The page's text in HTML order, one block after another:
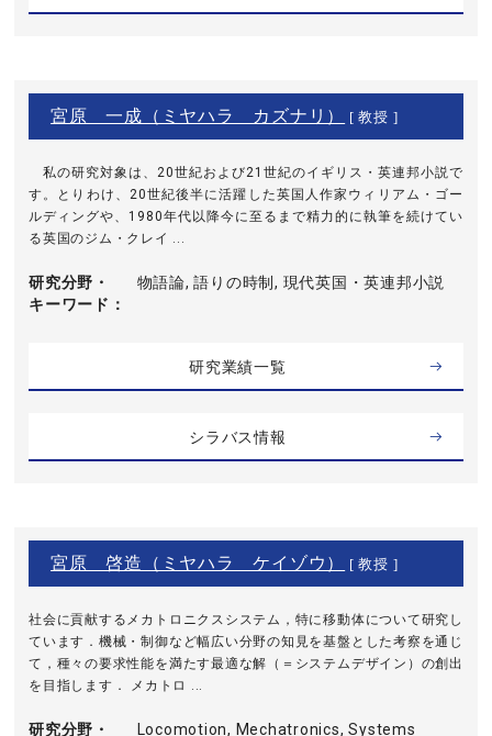
宮原 一成（ミヤハラ カズナリ） [ 教授 ]
私の研究対象は、20世紀および21世紀のイギリス・英連邦小説で
す。とりわけ、20世紀後半に活躍した英国人作家ウィリアム・ゴー
ルディングや、1980年代以降今に至るまで精力的に執筆を続けてい
る英国のジム・クレイ ...
研究分野・
キーワード
物語論, 語りの時制, 現代英国・英連邦小説
研究業績一覧
シラバス情報
宮原 啓造（ミヤハラ ケイゾウ） [ 教授 ]
社会に貢献するメカトロニクスシステム，特に移動体について研究し
ています．機械・制御など幅広い分野の知見を基盤とした考察を通じ
て，種々の要求性能を満たす最適な解（＝システムデザイン）の創出
を目指します． メカトロ ...
研究分野・
Locomotion, Mechatronics, Systems